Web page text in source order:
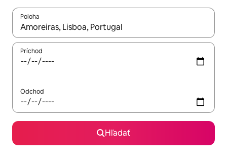
Poloha
Keď budú výsledky k dispozícii, môžete si ich prechádzať
Príchod
Odchod
Hľadať